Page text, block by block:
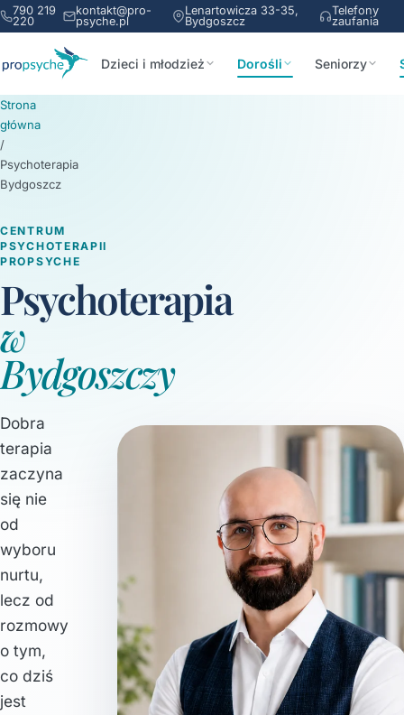
790 219
220
kontakt@pro-
psyche.pl
Lenartowicza 33-35,
Bydgoszcz
Telefony
zaufania
Dzieci i młodzież Dorośli Seniorzy
Strona
główna
/
Psychoterapia
Bydgoszcz
CENTRUM
PSYCHOTERAPII
PROPSYCHE
Psychoterapia
w
Bydgoszczy
Dobra
terapia
zaczyna
się nie
od
wyboru
nurtu,
lecz od
rozmowy
o tym,
co dziś
jest